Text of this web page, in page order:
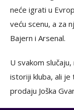
neće igrati u
veću scenu, a za
Bajern i Arsenal.
U svakom
istoriji kluba, ali
prodaju Joška